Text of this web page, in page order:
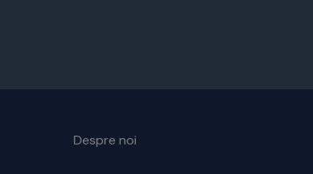
Despre noi